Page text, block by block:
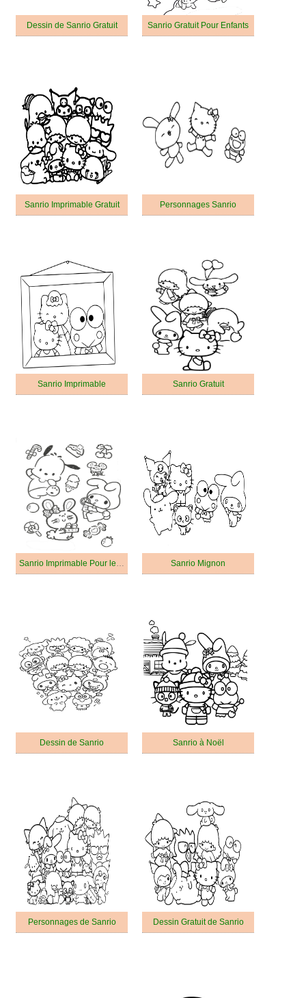
Dessin de Sanrio Gratuit Sanrio Gratuit Pour Enfants
Sanrio Imprimable Gratuit Personnages Sanrio
Sanrio Imprimable Sanrio Gratuit
Sanrio Imprimable Pour les Enfants Sanrio Mignon
Dessin de Sanrio Sanrio à Noël
Personnages de Sanrio Dessin Gratuit de Sanrio